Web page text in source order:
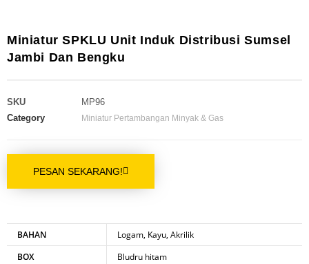
Miniatur SPKLU Unit Induk Distribusi Sumsel
Jambi Dan Bengku
SKU
MP96
Category
Miniatur Pertambangan Minyak & Gas
PESAN SEKARANG!
BAHAN
Logam, Kayu, Akrilik
BOX
Bludru hitam